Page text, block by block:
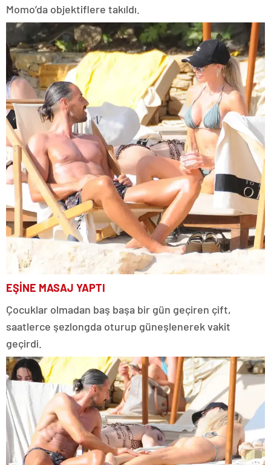
Momo’da objektiflere takıldı.
EŞİNE MASAJ YAPTI
Çocuklar olmadan baş başa bir gün geçiren çift,
saatlerce şezlongda oturup güneşlenerek vakit
geçirdi.